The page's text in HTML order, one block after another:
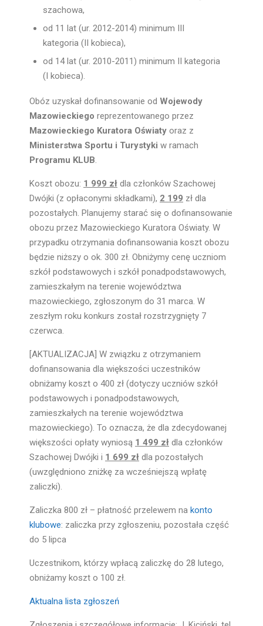
szachowa,
od 11 lat (ur. 2012-2014) minimum III
kategoria (II kobieca),
od 14 lat (ur. 2010-2011) minimum II kategoria
(I kobieca).
Obóz uzyskał dofinansowanie od Wojewody
Mazowieckiego reprezentowanego przez
Mazowieckiego Kuratora Oświaty oraz z
Ministerstwa Sportu i Turystyki w ramach
Programu KLUB.
Koszt obozu: 1 999 zł dla członków Szachowej
Dwójki (z opłaconymi składkami), 2 199 zł dla
pozostałych. Planujemy starać się o dofinansowanie
obozu przez Mazowieckiego Kuratora Oświaty. W
przypadku otrzymania dofinansowania koszt obozu
będzie niższy o ok. 300 zł. Obniżymy cenę uczniom
szkół podstawowych i szkół ponadpodstawowych,
zamieszkałym na terenie województwa
mazowieckiego, zgłoszonym do 31 marca. W
zeszłym roku konkurs został rozstrzygnięty 7
czerwca.
[AKTUALIZACJA] W związku z otrzymaniem
dofinansowania dla większości uczestników
obniżamy koszt o 400 zł (dotyczy uczniów szkół
podstawowych i ponadpodstawowych,
zamieszkałych na terenie województwa
mazowieckiego). To oznacza, że dla zdecydowanej
większości opłaty wyniosą 1 499 zł dla członków
Szachowej Dwójki i 1 699 zł dla pozostałych
(uwzględniono zniżkę za wcześniejszą wpłatę
zaliczki).
Zaliczka 800 zł – płatność przelewem na konto
klubowe: zaliczka przy zgłoszeniu, pozostała część
do 5 lipca
Uczestnikom, którzy wpłacą zaliczkę do 28 lutego,
obniżamy koszt o 100 zł.
Aktualna lista zgłoszeń